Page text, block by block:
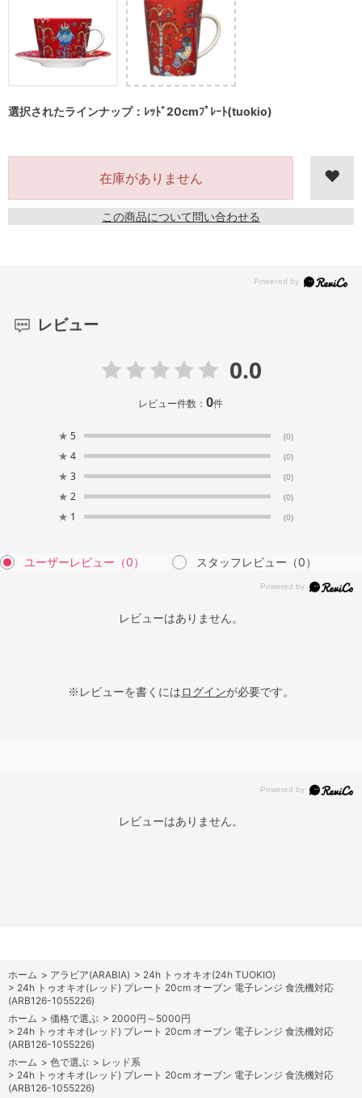
選択されたラインナップ：ﾚｯﾄﾞ20cmﾌﾟﾚｰﾄ(tuokio)
在庫がありません
この商品について問い合わせる
レビュー
0.0
レビュー件数：0件
★ 5 (0)
★ 4 (0)
★ 3 (0)
★ 2 (0)
★ 1 (0)
ユーザーレビュー （0） スタッフレビュー （0）
レビューはありません。
※レビューを書くにはログインが必要です。
レビューはありません。
ホーム > アラビア(ARABIA) > 24h トゥオキオ(24h TUOKIO)
> 24h トゥオキオ(レッド) プレート 20cm オーブン 電子レンジ 食洗機対応
(ARB126-1055226)
ホーム > 価格で選ぶ > 2000円～5000円
> 24h トゥオキオ(レッド) プレート 20cm オーブン 電子レンジ 食洗機対応
(ARB126-1055226)
ホーム > 色で選ぶ > レッド系
> 24h トゥオキオ(レッド) プレート 20cm オーブン 電子レンジ 食洗機対応
(ARB126-1055226)